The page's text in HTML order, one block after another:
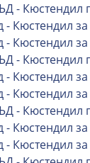
Кюстендил
- Кюстендил за
- Кюстендил
Кюстендил
- Кюстендил за
- Кюстендил
Кюстендил
- Кюстендил за
- Кюстендил